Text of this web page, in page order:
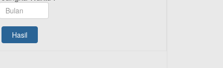
TAMASHA Bulan Agustus 2025
Kantor Cabang Pati 13 Agustus
Hasil